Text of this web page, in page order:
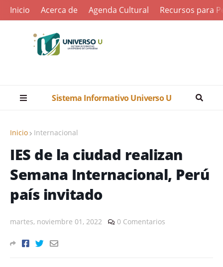
Inicio Acerca de Agenda Cultural Recursos para
Sistema Informativo Universo U
Inicio Internacional
IES de la ciudad realizan
Semana Internacional, Perú
país invitado
martes, noviembre 01, 2022 0 Comentarios